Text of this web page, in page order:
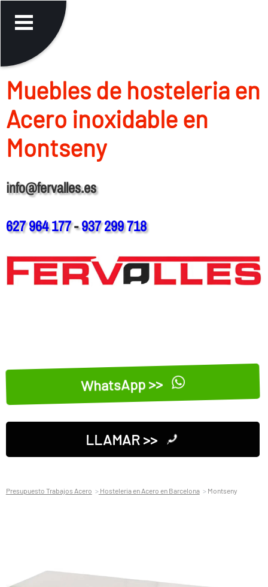
Muebles de hosteleria en
Acero inoxidable en
Montseny
info@fervalles.es
627 964 177-937 299 718
WhatsApp >>
LLAMAR >>
Presupuesto Trabajos Acero Hosteleria en Acero en Barcelona Montseny